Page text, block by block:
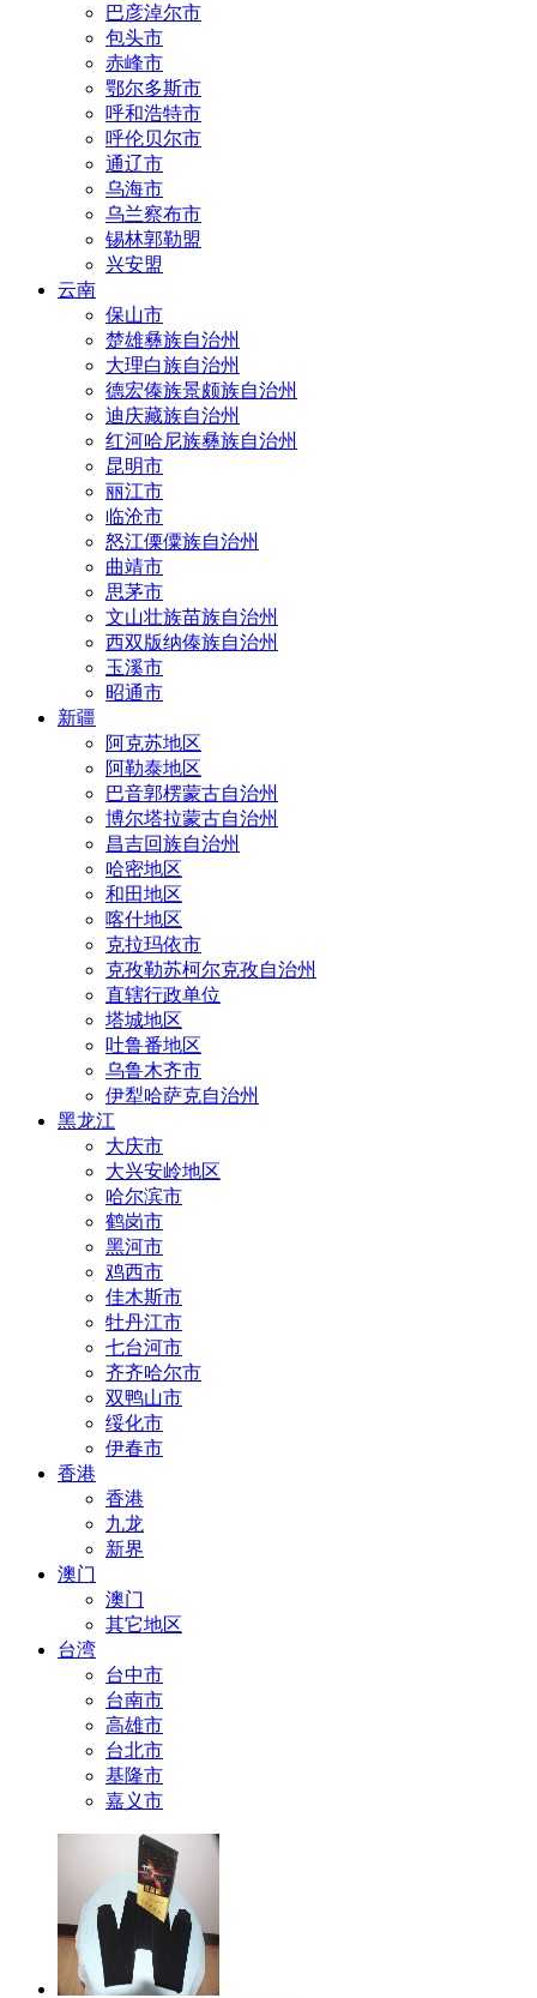
巴彦淖尔市
包头市
赤峰市
鄂尔多斯市
呼和浩特市
呼伦贝尔市
通辽市
乌海市
乌兰察布市
锡林郭勒盟
兴安盟
云南
保山市
楚雄彝族自治州
大理白族自治州
德宏傣族景颇族自治州
迪庆藏族自治州
红河哈尼族彝族自治州
昆明市
丽江市
临沧市
怒江傈僳族自治州
曲靖市
思茅市
文山壮族苗族自治州
西双版纳傣族自治州
玉溪市
昭通市
新疆
阿克苏地区
阿勒泰地区
巴音郭楞蒙古自治州
博尔塔拉蒙古自治州
昌吉回族自治州
哈密地区
和田地区
喀什地区
克拉玛依市
克孜勒苏柯尔克孜自治州
直辖行政单位
塔城地区
吐鲁番地区
乌鲁木齐市
伊犁哈萨克自治州
黑龙江
大庆市
大兴安岭地区
哈尔滨市
鹤岗市
黑河市
鸡西市
佳木斯市
牡丹江市
七台河市
齐齐哈尔市
双鸭山市
绥化市
伊春市
香港
香港
九龙
新界
澳门
澳门
其它地区
台湾
台中市
台南市
高雄市
台北市
基隆市
嘉义市